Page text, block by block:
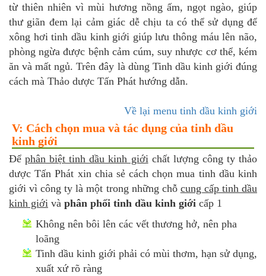
từ thiên nhiên vì mùi hương nồng ấm, ngọt ngào, giúp
thư giãn đem lại cảm giác dễ chịu ta có thể sử dụng để
xông hơi tinh dầu kinh giới giúp lưu thông máu lên não,
phòng ngừa được bệnh cảm cúm, suy nhược cơ thể, kém
ăn và mất ngủ. Trên đây là dùng Tinh dầu kinh giới đúng
cách mà Thảo dược Tấn Phát hướng dẫn.
Về lại menu tinh dầu kinh giới
V: Cách chọn mua và tác dụng của tinh dầu
kinh giới
Đểphân biệt tinh dầu kinh giới chất lượng công ty thảo
dược Tấn Phát xin chia sẻ cách chọn mua tinh dầu kinh
giới vì công ty là một trong những chỗ cung cấp tinh dầu
kinh giới và phân phối tinh dầu kinh giới cấp 1
Không nên bôi lên các vết thương hở, nên pha
loãng
Tinh dầu kinh giới phải có mùi thơm, hạn sử dụng,
xuất xứ rõ ràng